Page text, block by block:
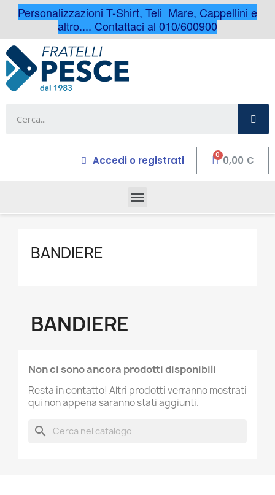
Personalizzazioni T-Shirt, Teli Mare, Cappellini e
altro.... Contattaci al 010/600900
Accedi o registrati 0,00 €
BANDIERE
BANDIERE
Non ci sono ancora prodotti disponibili
Resta in contatto! Altri prodotti verranno mostrati
qui non appena saranno stati aggiunti.
search